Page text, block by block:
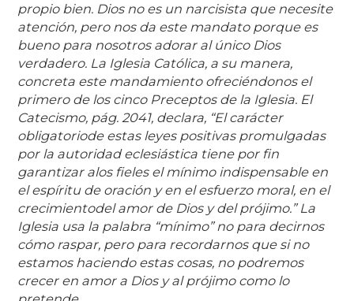
propio bien. Dios no es un narcisista que necesite
atención, pero nos da este mandato porque es
bueno para nosotros adorar al único Dios
verdadero. La Iglesia Católica, a su manera,
concreta este mandamiento ofreciéndonos el
primero de los cinco Preceptos de la Iglesia. El
Catecismo, pág. 2041, declara, “El carácter
obligatoriode estas leyes positivas promulgadas
por la autoridad eclesiástica tiene por fin
garantizar alos fieles el mínimo indispensable en
el espíritu de oración y en el esfuerzo moral, en el
crecimientodel amor de Dios y del prójimo.” La
Iglesia usa la palabra “mínimo” no para decirnos
cómo raspar, pero para recordarnos que si no
estamos haciendo estas cosas, no podremos
crecer en amor a Dios y al prójimo como lo